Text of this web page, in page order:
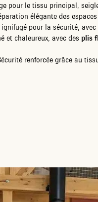
pour le tissu principal,
élégante des
ignifugé pour la sécurité,
et chaleureux, avec des plis
renforcée grâce au